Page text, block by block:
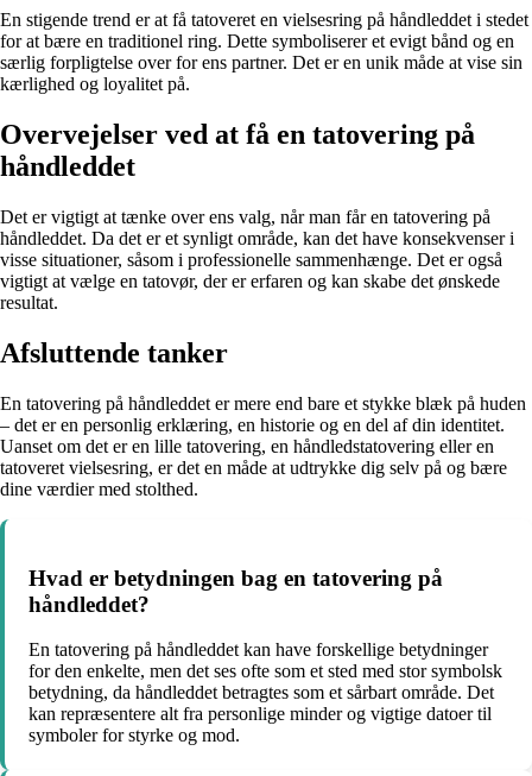
En stigende trend er at få tatoveret en vielsesring på håndleddet i stedet
for at bære en traditionel ring. Dette symboliserer et evigt bånd og en
særlig forpligtelse over for ens partner. Det er en unik måde at vise sin
kærlighed og loyalitet på.
Overvejelser ved at få en tatovering på
håndleddet
Det er vigtigt at tænke over ens valg, når man får en tatovering på
håndleddet. Da det er et synligt område, kan det have konsekvenser i
visse situationer, såsom i professionelle sammenhænge. Det er også
vigtigt at vælge en tatovør, der er erfaren og kan skabe det ønskede
resultat.
Afsluttende tanker
En tatovering på håndleddet er mere end bare et stykke blæk på huden
– det er en personlig erklæring, en historie og en del af din identitet.
Uanset om det er en lille tatovering, en håndledstatovering eller en
tatoveret vielsesring, er det en måde at udtrykke dig selv på og bære
dine værdier med stolthed.
Hvad er betydningen bag en tatovering på
håndleddet?
En tatovering på håndleddet kan have forskellige betydninger
for den enkelte, men det ses ofte som et sted med stor symbolsk
betydning, da håndleddet betragtes som et sårbart område. Det
kan repræsentere alt fra personlige minder og vigtige datoer til
symboler for styrke og mod.